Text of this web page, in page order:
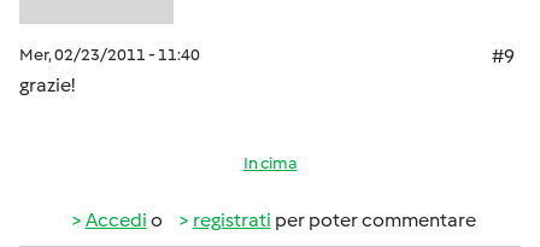
Mer, 02/23/2011 - 11:40
#9
grazie!
In cima
Accedi o registrati per poter commentare